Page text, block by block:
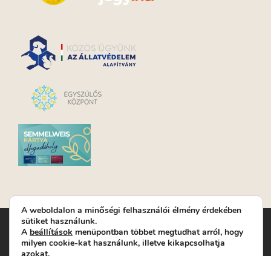
Turay Ida Színház Közhasznú Nonprofit Kft. | Működési
helyszín: Turay Ida Színház 1089 Budapest, Kálvária tér 6. |
Levelezési cím: 1089 Budapest, Kálvária tér 14. | Titkárság:
A weboldalon a minőségi felhasználói élmény érdekében
sütiket használunk.
A beállítások menüpontban többet megtudhat arról, hogy
milyen cookie-kat használunk, illetve kikapcsolhatja